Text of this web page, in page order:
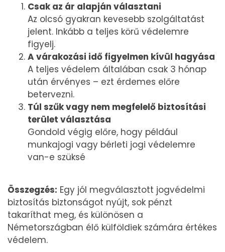
Csak az ár alapján választani
Az olcsó gyakran kevesebb szolgáltatást
jelent. Inkább a teljes körű védelemre
figyelj.
A várakozási idő figyelmen kívül hagyása
A teljes védelem általában csak 3 hónap
után érvényes – ezt érdemes előre
betervezni.
Túl szűk vagy nem megfelelő biztosítási
terület választása
Gondold végig előre, hogy például
munkajogi vagy bérleti jogi védelemre
van-e szüksé
Összegzés: Egy jól megválasztott jogvédelmi
biztosítás biztonságot nyújt, sok pénzt
takaríthat meg, és különösen a
Németországban élő külföldiek számára értékes
védelem.